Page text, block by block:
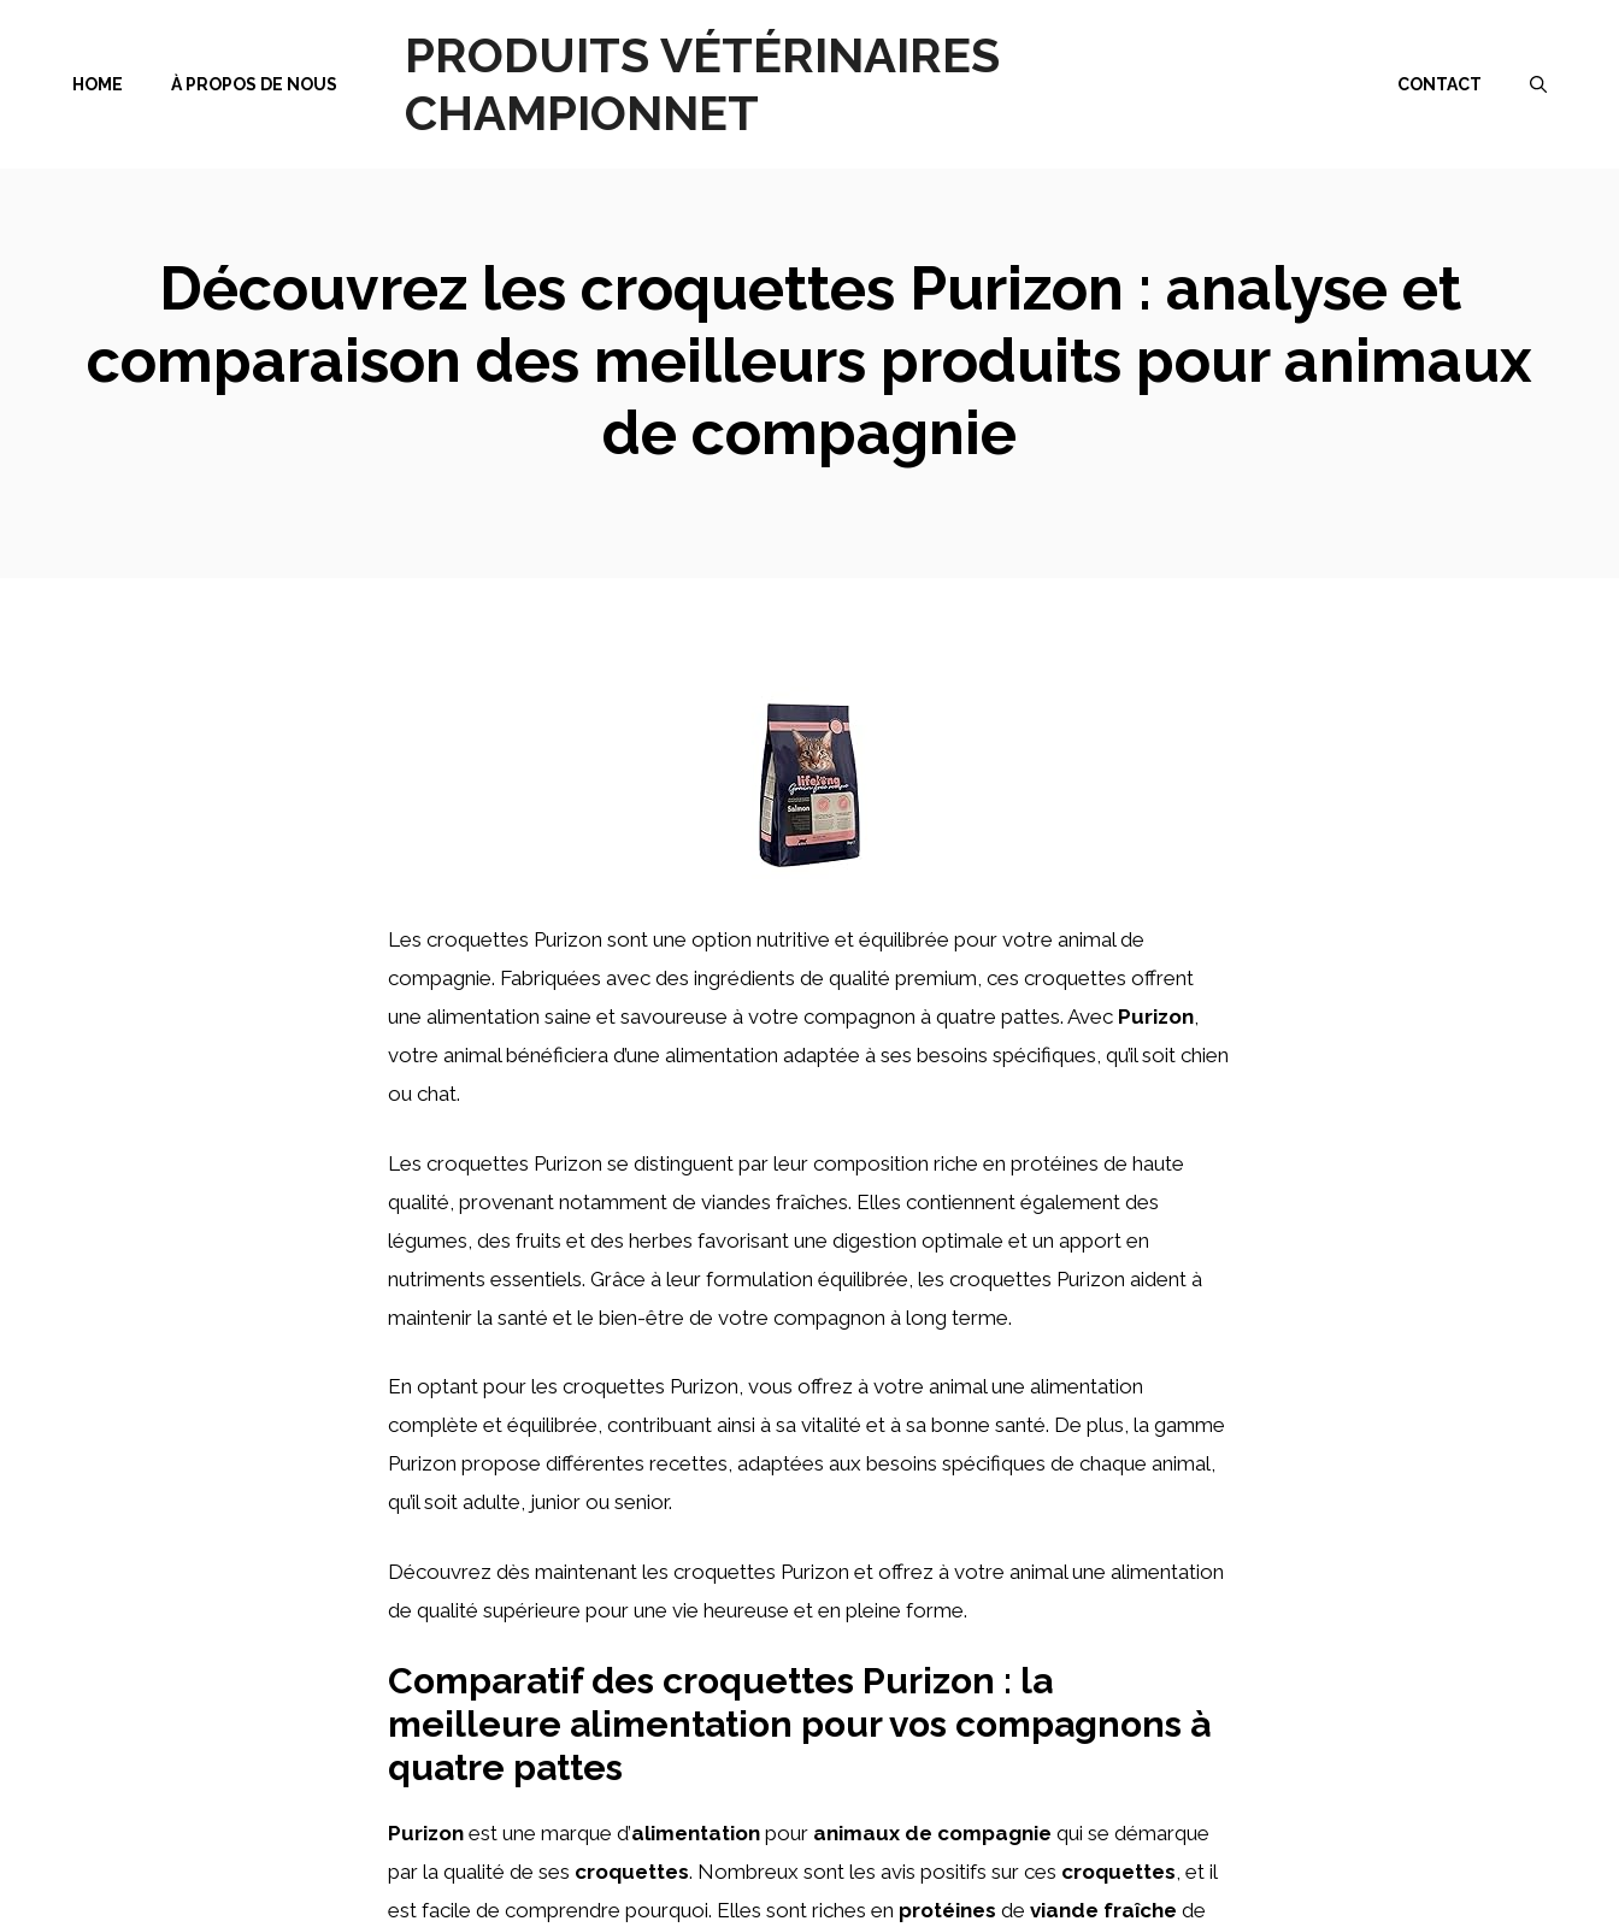
contenu
PRODUITS VÉTÉRINAIRES
CHAMPIONNET
HOME À PROPOS DE NOUS CONTACT
Découvrez les croquettes Purizon : analyse et
comparaison des meilleurs produits pour animaux
de compagnie
Les croquettes Purizon sont une option nutritive et équilibrée pour votre animal de
compagnie. Fabriquées avec des ingrédients de qualité premium, ces croquettes offrent
une alimentation saine et savoureuse à votre compagnon à quatre pattes. Avec Purizon,
votre animal bénéficiera d’une alimentation adaptée à ses besoins spécifiques, qu’il soit chien
ou chat.
Les croquettes Purizon se distinguent par leur composition riche en protéines de haute
qualité, provenant notamment de viandes fraîches. Elles contiennent également des
légumes, des fruits et des herbes favorisant une digestion optimale et un apport en
nutriments essentiels. Grâce à leur formulation équilibrée, les croquettes Purizon aident à
maintenir la santé et le bien-être de votre compagnon à long terme.
En optant pour les croquettes Purizon, vous offrez à votre animal une alimentation
complète et équilibrée, contribuant ainsi à sa vitalité et à sa bonne santé. De plus, la gamme
Purizon propose différentes recettes, adaptées aux besoins spécifiques de chaque animal,
qu’il soit adulte, junior ou senior.
Découvrez dès maintenant les croquettes Purizon et offrez à votre animal une alimentation
de qualité supérieure pour une vie heureuse et en pleine forme.
Comparatif des croquettes Purizon : la
meilleure alimentation pour vos compagnons à
quatre pattes
Purizon est une marque d’alimentation pour animaux de compagnie qui se démarque
par la qualité de ses croquettes. Nombreux sont les avis positifs sur ces croquettes, et il
est facile de comprendre pourquoi. Elles sont riches en protéines de viande fraîche de